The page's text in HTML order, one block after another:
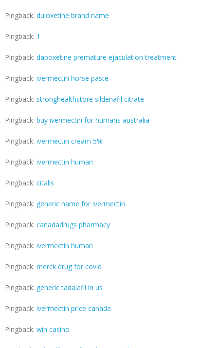
Pingback: duloxetine brand name
Pingback: 1
Pingback: dapoxetine premature ejaculation treatment
Pingback: ivermectin horse paste
Pingback: stronghealthstore sildenafil citrate
Pingback: buy ivermectin for humans australia
Pingback: ivermectin cream 5%
Pingback: ivermectin human
Pingback: citalis
Pingback: generic name for ivermectin
Pingback: canadadrugs pharmacy
Pingback: ivermectin human
Pingback: merck drug for covid
Pingback: generic tadalafil in us
Pingback: ivermectin price canada
Pingback: win casino